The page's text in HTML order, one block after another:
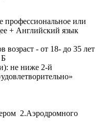
или
+ Английский язык
возраст - от 18- до 35 лет
Б
не ниже 2-й
2.Аэродромного